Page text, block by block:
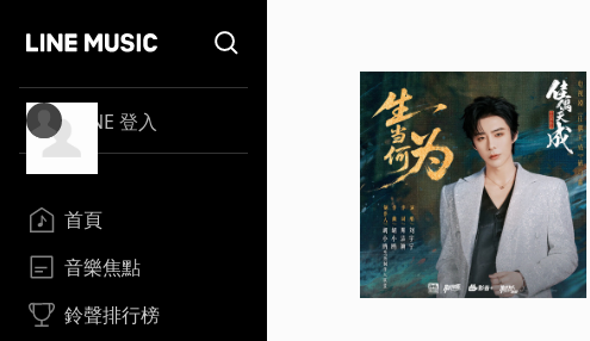
LINE 登入
首頁
音樂焦點
鈴聲排行榜